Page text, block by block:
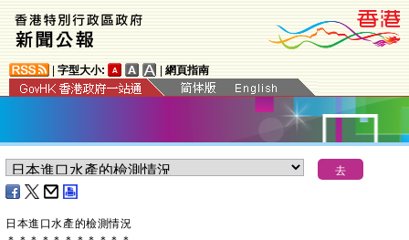
字型大小: 網頁指南
日本進口水產的檢測情況